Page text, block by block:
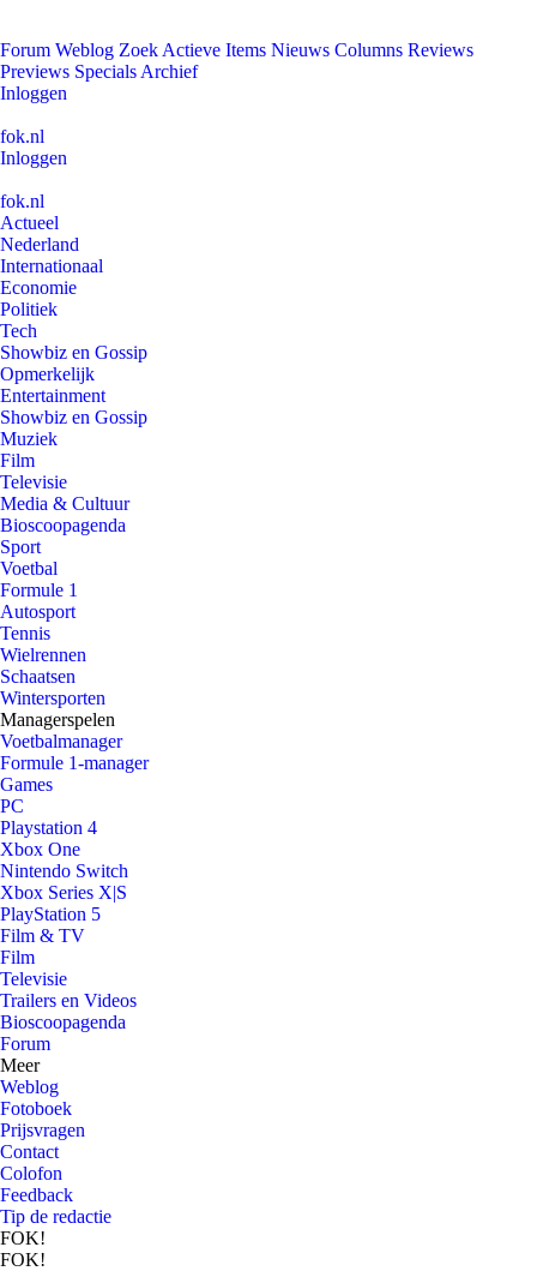
Forum Weblog Zoek Actieve Items Nieuws Columns Reviews
Previews Specials Archief
Inloggen
fok.nl
Inloggen
fok.nl
Actueel
Nederland
Internationaal
Economie
Politiek
Tech
Showbiz en Gossip
Opmerkelijk
Entertainment
Showbiz en Gossip
Muziek
Film
Televisie
Media & Cultuur
Bioscoopagenda
Sport
Voetbal
Formule 1
Autosport
Tennis
Wielrennen
Schaatsen
Wintersporten
Managerspelen
Voetbalmanager
Formule 1-manager
Games
PC
Playstation 4
Xbox One
Nintendo Switch
Xbox Series X|S
PlayStation 5
Film & TV
Film
Televisie
Trailers en Videos
Bioscoopagenda
Forum
Meer
Weblog
Fotoboek
Prijsvragen
Contact
Colofon
Feedback
Tip de redactie
FOK!
FOK!